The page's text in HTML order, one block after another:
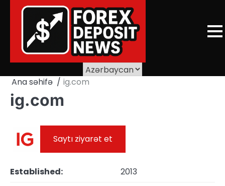
Ana səhifə ig.com
ig.com
Saytı ziyarət et
Established: 2013